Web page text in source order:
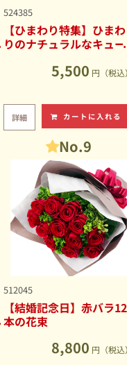
524385
【ひまわり特集】ひまわ
りのナチュラルなキュー
5,500 円（税込）
詳細 カートに入れる
No.9
512045
【結婚記念日】赤バラ12
本の花束
8,800 円（税込）